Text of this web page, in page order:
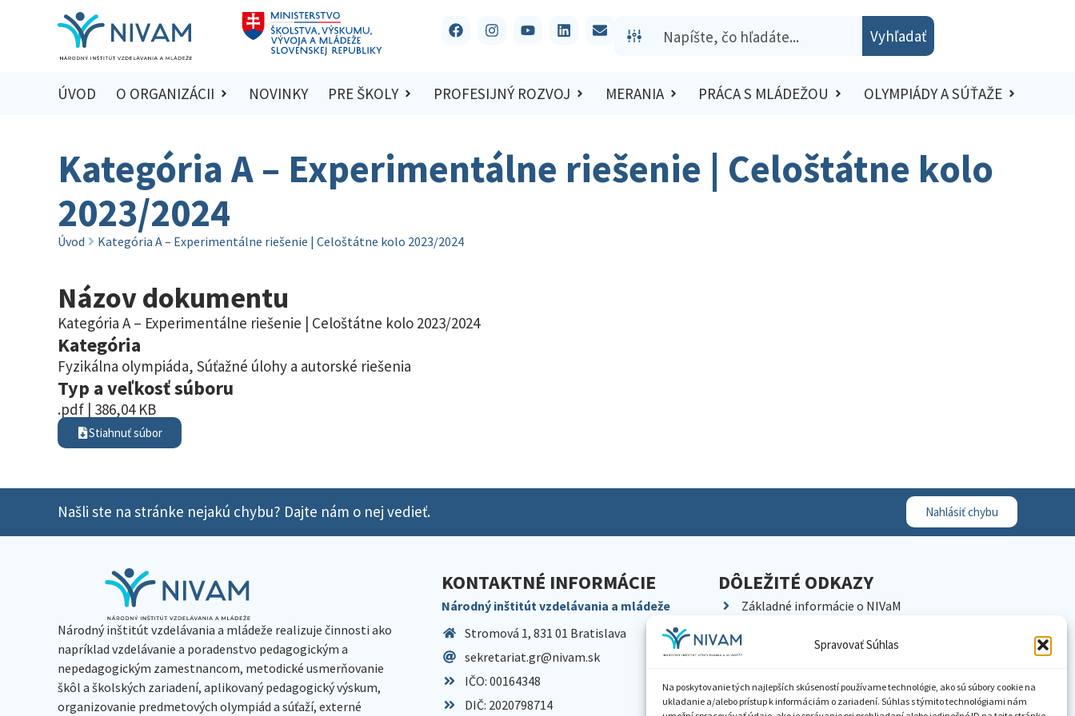
Spravovať Súhlas
Na poskytovanie tých najlepších skúseností používame technológie, ako sú súbory cookie na
ukladanie a/alebo prístup k informáciám o zariadení. Súhlas s týmito technológiami nám
Vyhľadať
ÚVOD O ORGANIZÁCII NOVINKY PRE ŠKOLY PROFESIJNÝ ROZVOJ MERANIA PRÁCA S MLÁDEŽOU OLYMPIÁDY A SÚŤAŽE
Kategória A – Experimentálne riešenie | Celoštátne kolo
2023/2024
Úvod Kategória A – Experimentálne riešenie | Celoštátne kolo 2023/2024
Názov dokumentu
Kategória A – Experimentálne riešenie | Celoštátne kolo 2023/2024
Kategória
Fyzikálna olympiáda, Súťažné úlohy a autorské riešenia
Typ a veľkosť súboru
.pdf | 386,04 KB
Stiahnuť súbor
Našli ste na stránke nejakú chybu? Dajte nám o nej vedieť. Nahlásiť chybu
Národný inštitút vzdelávania a mládeže realizuje činnosti ako
napríklad vzdelávanie a poradenstvo pedagogickým a
nepedagogickým zamestnancom, metodické usmerňovanie
škôl a školských zariadení, aplikovaný pedagogický výskum,
organizovanie predmetových olympiád a súťaží, externé
KONTAKTNÉ INFORMÁCIE
Národný inštitút vzdelávania a mládeže
Stromová 1, 831 01 Bratislava
sekretariat.gr@nivam.sk
IČO: 00164348
DIČ: 2020798714
DÔLEŽITÉ ODKAZY
Základné informácie o NIVaM
Kariéra
Pracoviská NIVaM